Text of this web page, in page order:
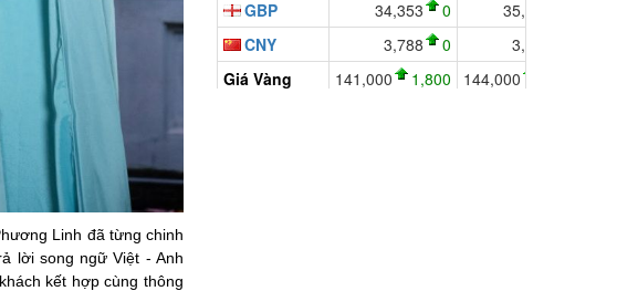
Linh đã từng chinh
lời song ngữ Việt - Anh
kết hợp cùng thông